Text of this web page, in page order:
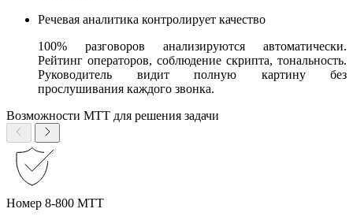
Речевая аналитика контролирует качество
100% разговоров анализируются автоматически.
Рейтинг операторов, соблюдение скрипта, тональность.
Руководитель видит полную картину без
прослушивания каждого звонка.
Возможности МТТ для решения задачи
Номер 8-800 МТТ